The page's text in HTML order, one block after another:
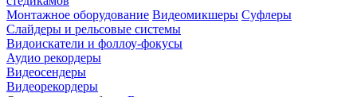
Монтажное оборудование Видеомикшеры Суфлеры
Слайдеры и рельсовые системы
Видоискатели и фоллоу-фокусы
Аудио рекордеры
Видеосендеры
Видеорекордеры